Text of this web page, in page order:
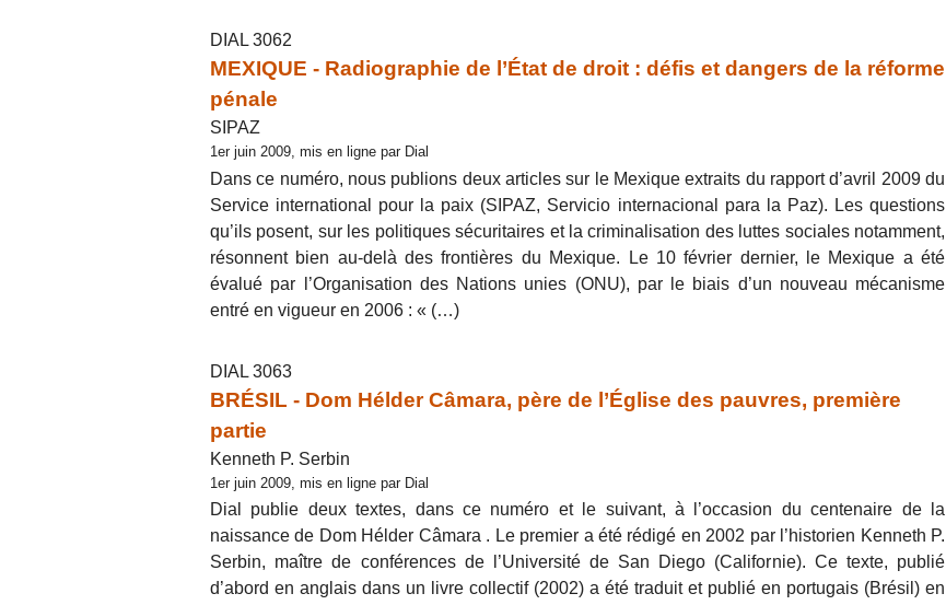
DIAL 3062
MEXIQUE - Radiographie de l’État de droit : défis et dangers de la réforme
pénale
SIPAZ
1er juin 2009, mis en ligne par Dial
Dans ce numéro, nous publions deux articles sur le Mexique extraits du rapport d’avril 2009 du
Service international pour la paix (SIPAZ, Servicio internacional para la Paz). Les questions
qu’ils posent, sur les politiques sécuritaires et la criminalisation des luttes sociales notamment,
résonnent bien au-delà des frontières du Mexique. Le 10 février dernier, le Mexique a été
évalué par l’Organisation des Nations unies (ONU), par le biais d’un nouveau mécanisme
entré en vigueur en 2006 : « (…)
DIAL 3063
BRÉSIL - Dom Hélder Câmara, père de l’Église des pauvres, première
partie
Kenneth P. Serbin
1er juin 2009, mis en ligne par Dial
Dial publie deux textes, dans ce numéro et le suivant, à l’occasion du centenaire de la
naissance de Dom Hélder Câmara . Le premier a été rédigé en 2002 par l’historien Kenneth P.
Serbin, maître de conférences de l’Université de San Diego (Californie). Ce texte, publié
d’abord en anglais dans un livre collectif (2002) a été traduit et publié en portugais (Brésil) en